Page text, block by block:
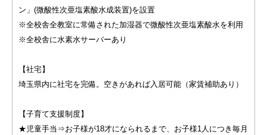
ン」(微酸性次亜塩素酸水成装置)を設置
※全校舎全教室に常備された加湿器で微酸性次亜塩素酸水を利用
※全校舎に水素水サーバーあり
【社宅】
埼玉県内に社宅を完備。空きがあれば入居可能（家賃補助あり）
【子育て支援制度】
★児童手当⇒お子様が18才になられるまで、お子様1人につき毎月